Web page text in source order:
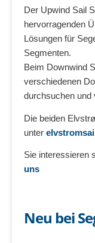
Der Upwind Sail
hervorragenden
Lösungen für
Segmenten.
Beim Downwind
verschiedenen
durchsuchen und
Die beiden
unter
Sie interessieren
uns
Neu bei